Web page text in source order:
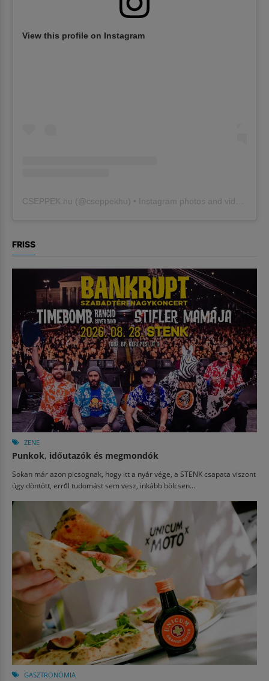
View this profile on Instagram
CSEPPEK.hu (@cseppekhu ) • Instagram photos and videos
FRISS
ZENE
Punkok, időutazók és megmondók
Sokan már azon picsognak, hogy itt a nyár vége, a STENK csapata viszont
úgy döntött, erről tudomást sem vesz, inkább bölcsen...
GASZTRONÓMIA